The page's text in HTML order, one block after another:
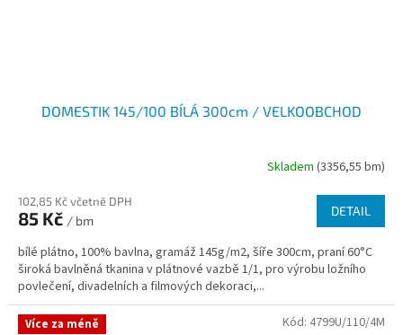
DOMESTIK 145/100 BÍLÁ 300cm / VELKOOBCHOD
Skladem (3356,55 bm)
102,85 Kč včetně DPH
85 Kč / bm
DETAIL
bílé plátno, 100% bavlna, gramáž 145g/m2, šíře 300cm, praní 60°C
široká bavlněná tkanina v plátnové vazbě 1/1, pro výrobu ložního
povlečení, divadelních a filmových dekoraci,...
Více za méně Kód: 4799U/110/4M